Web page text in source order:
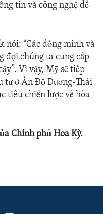
tin và công nghệ để
“Các đồng minh và
đợi chúng ta cung cấp
Vì vậy, Mỹ sẽ tiếp
tư ở Ấn Độ Dương-Thái
tiêu chiến lược về hòa
Chính phủ Hoa Kỳ.